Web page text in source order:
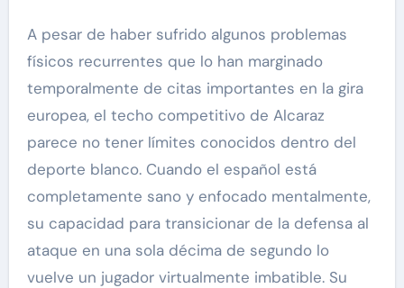
A pesar de haber sufrido algunos problemas
físicos recurrentes que lo han marginado
temporalmente de citas importantes en la gira
europea, el techo competitivo de Alcaraz
parece no tener límites conocidos dentro del
deporte blanco. Cuando el español está
completamente sano y enfocado mentalmente,
su capacidad para transicionar de la defensa al
ataque en una sola décima de segundo lo
vuelve un jugador virtualmente imbatible. Su